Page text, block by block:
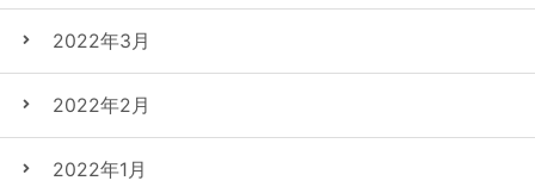
2022年3月
2022年2月
2022年1月